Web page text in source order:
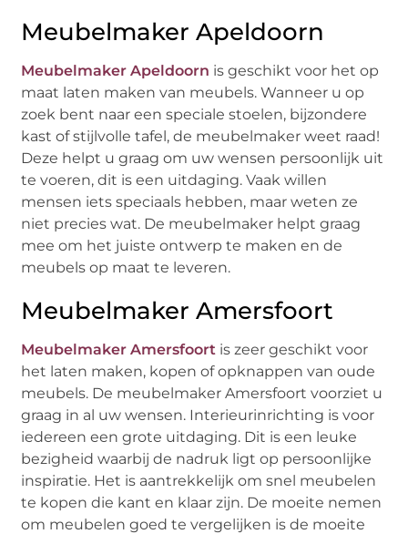
Meubelmaker Apeldoorn
Meubelmaker Apeldoorn is geschikt voor het op
maat laten maken van meubels. Wanneer u op
zoek bent naar een speciale stoelen, bijzondere
kast of stijlvolle tafel, de meubelmaker weet raad!
Deze helpt u graag om uw wensen persoonlijk uit
te voeren, dit is een uitdaging. Vaak willen
mensen iets speciaals hebben, maar weten ze
niet precies wat. De meubelmaker helpt graag
mee om het juiste ontwerp te maken en de
meubels op maat te leveren.
Meubelmaker Amersfoort
Meubelmaker Amersfoort is zeer geschikt voor
het laten maken, kopen of opknappen van oude
meubels. De meubelmaker Amersfoort voorziet u
graag in al uw wensen. Interieurinrichting is voor
iedereen een grote uitdaging. Dit is een leuke
bezigheid waarbij de nadruk ligt op persoonlijke
inspiratie. Het is aantrekkelijk om snel meubelen
te kopen die kant en klaar zijn. De moeite nemen
om meubelen goed te vergelijken is de moeite